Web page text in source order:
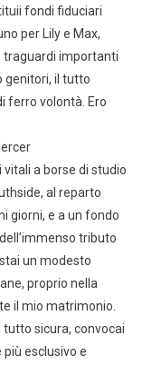
fondi fiduciari
per Lily e Max,
traguardi importanti
genitori, il tutto
ferro volontà. Ero
a borse di studio
al reparto
giorni, e a un fondo
tributo
un modesto
proprio nella
il mio matrimonio.
sicura, convocai
esclusivo e